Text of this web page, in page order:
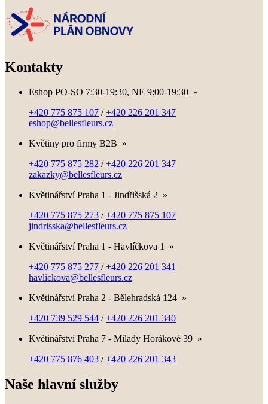
Kontakty
Eshop PO-SO 7:30-19:30, NE 9:00-19:30 »
+420 775 875 107 /+420 226 201 347
eshop@bellesfleurs.cz
Květiny pro firmy B2B »
+420 775 875 282 /+420 226 201 347
zakazky@bellesfleurs.cz
Květinářství Praha 1 - Jindřišská 2 »
+420 775 875 273 /+420 775 875 107
jindrisska@bellesfleurs.cz
Květinářství Praha 1 - Havlíčkova 1 »
+420 775 875 277 /+420 226 201 341
havlickova@bellesfleurs.cz
Květinářství Praha 2 - Bělehradská 124 »
+420 739 529 544 /+420 226 201 340
Květinářství Praha 7 - Milady Horákové 39 »
+420 775 876 403 /+420 226 201 343
Naše hlavní služby